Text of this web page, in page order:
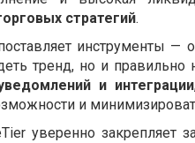
стратегий.
инструменты
тренд, но и правильно
и интеграции
и
уверенно закрепляет